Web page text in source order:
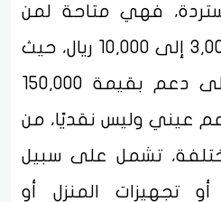
فهي متاحة لمن
تتراوح رواتبهم بين 3,000 إلى 10,000 ريال، حيث
يمكنهم الحصول على دعم بقيمة 150,000
عيني وليس نقديًا، من
تشمل على سبيل
أو تجهيزات المنزل أو